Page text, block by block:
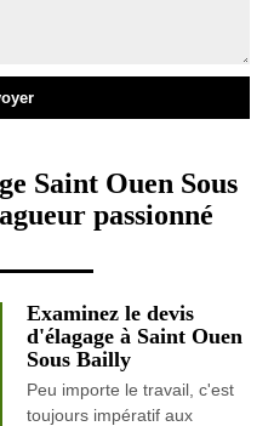
Saint Ouen Sous
passionné
Examinez le devis
d'élagage à Saint Ouen
Sous Bailly
Peu importe le travail, c'est
toujours impératif aux